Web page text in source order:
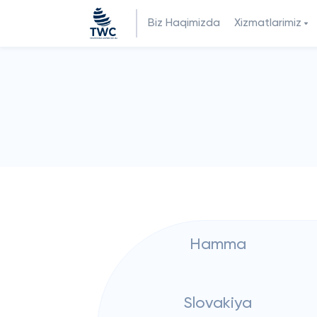
Biz Haqimizda Xizmatlarimiz
Hamma
Slovakiya